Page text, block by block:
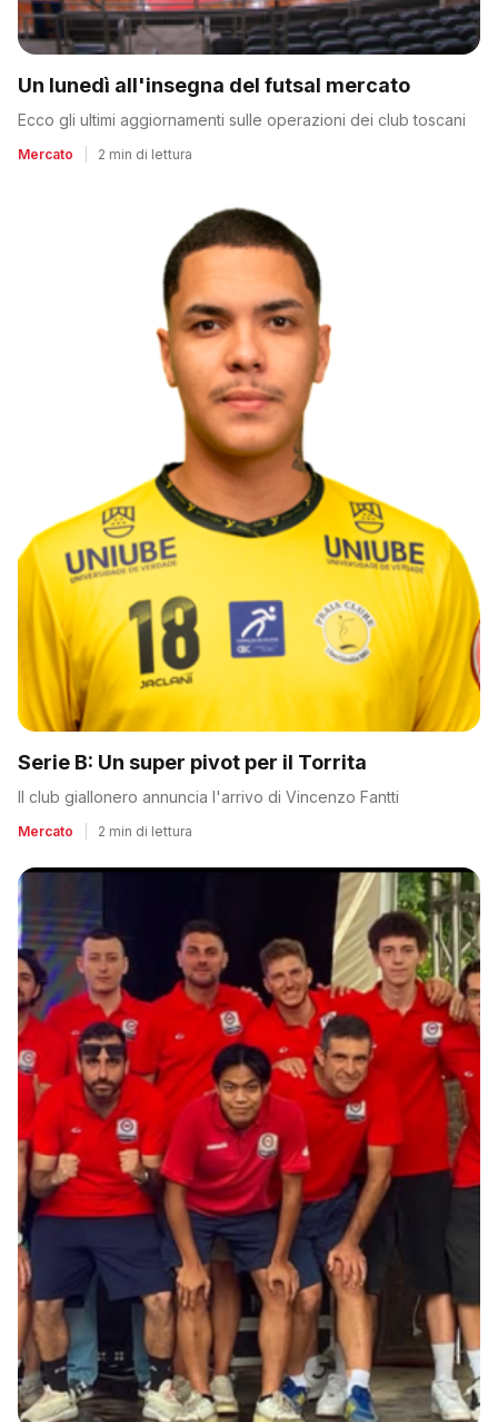
Un lunedì all'insegna del futsal mercato
Ecco gli ultimi aggiornamenti sulle operazioni dei club toscani
Mercato 2 min di lettura
Serie B: Un super pivot per il Torrita
Il club giallonero annuncia l'arrivo di Vincenzo Fantti
Mercato 2 min di lettura